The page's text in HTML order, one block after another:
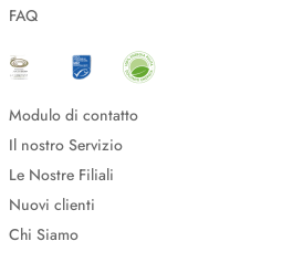
FAQ
Modulo di contatto
Il nostro Servizio
Le Nostre Filiali
Nuovi clienti
Chi Siamo